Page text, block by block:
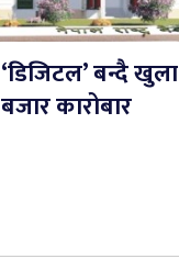
‘डिजिटल’ बन्दै खुला
बजार कारोबार